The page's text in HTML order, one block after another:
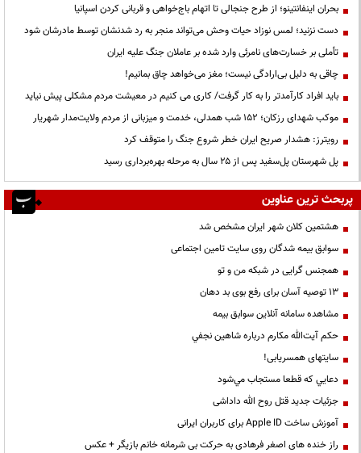
بحران اینفانتینو؛ از طرح جنجالی تا اتهام باج‌خواهی و قربانی کردن اسپانیا
دست نزنید؛ لمس نوزاد حیات وحش می‌تواند منجر به رد شدنشان توسط مادرشان شود
تأملی بر خسارت‌های نامرئی وارد شده بر عاملان جنگ علیه ایران
چاقی به دلیل بی‌ارادگی نیست؛ مغز می‌خواهد چاق بمانیم!
باید افراد کارآمدتر را به کار گرفت/ کاری می کنیم در معیشت مردم مشکلی پیش نیاید
موکب شهدای رزکان؛ ۱۵۲ شب همدلی، خدمت و میزبانی از مردم ولایت‌مدار شهریار
رویترز: هشدار صریح ایران خطر شروع جنگ را متوقف کرد
پل شهرستان پل‌سفید پس از ۲۵ سال به مرحله بهره‌برداری رسید
پربحث ترین عناوین
هشتمین کلان شهر ایران مشخص شد
سوابق بیمه شدگان روی سایت تامین اجتماعی
همجنس گرایی در شبکه من و تو
13 توصیه آسان برای رفع بوی بد دهان
مشاهده سامانه آنلاين سوابق بیمه
حكم آيت‌الله مكارم درباره شاهين نجفي
سایتهای همسریابی!
دعايي كه قطعا مستجاب مي‌شود
جزئیات جدید قتل روح الله داداشی
آموزش ساخت Apple ID برای کاربران ایرانی
راز خنده های اصغر فرهادی به حرکت بی شرمانه خانم بازیگر + عکس